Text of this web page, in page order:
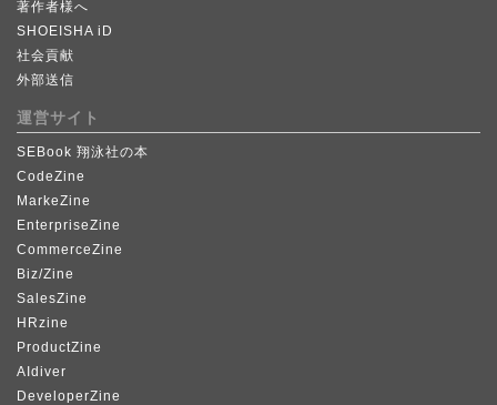
著作者様へ
SHOEISHA iD
社会貢献
外部送信
運営サイト
SEBook 翔泳社の本
CodeZine
MarkeZine
EnterpriseZine
CommerceZine
Biz/Zine
SalesZine
HRzine
ProductZine
AIdiver
DeveloperZine